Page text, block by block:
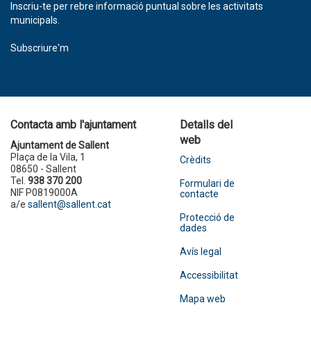
Inscriu-te per rebre informació puntual sobre les activitats
municipals.
Subscriure'm
Contacta amb l'ajuntament
Ajuntament de Sallent
Plaça de la Vila, 1
08650 - Sallent
Tel. 938 370 200
NIF P0819000A
a/e sallent@sallent.cat
Detalls del
web
Crèdits
Formulari de
contacte
Protecció de
dades
Avís legal
Accessibilitat
Mapa web